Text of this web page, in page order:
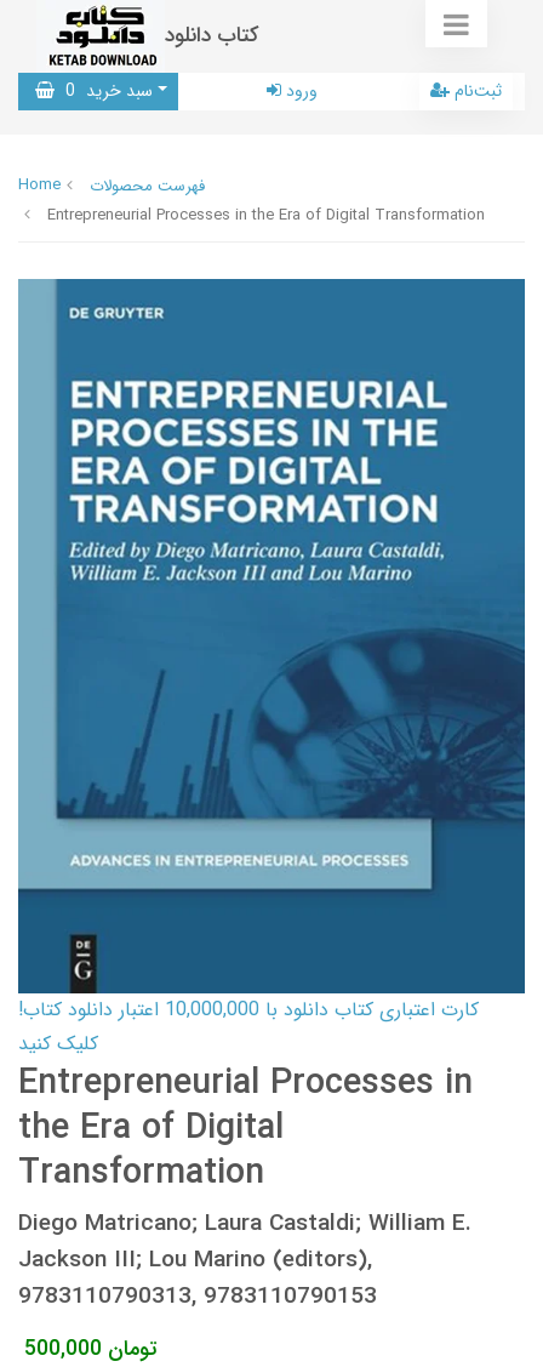
کتاب دانلود
سبد خرید 0 ورود ثبت‌نام
Home
فهرست محصولات
Entrepreneurial Processes in the Era of Digital Transformation
کارت اعتباری کتاب دانلود با 10,000,000 اعتبار دانلود کتاب!
کلیک کنید
Entrepreneurial Processes in
the Era of Digital
Transformation
Diego Matricano; Laura Castaldi; William E.
Jackson III; Lou Marino (editors),
9783110790313, 9783110790153
500,000 تومان